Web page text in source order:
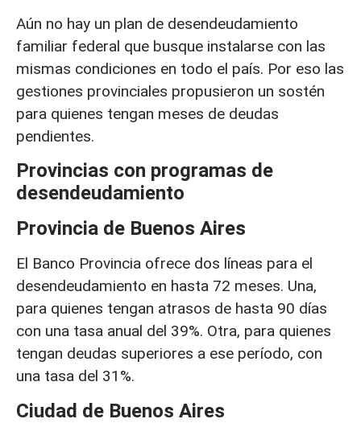
Aún no hay un plan de desendeudamiento
familiar federal que busque instalarse con las
mismas condiciones en todo el país. Por eso las
gestiones provinciales propusieron un sostén
para quienes tengan meses de deudas
pendientes.
Provincias con programas de
desendeudamiento
Provincia de Buenos Aires
El Banco Provincia ofrece dos líneas para el
desendeudamiento en hasta 72 meses. Una,
para quienes tengan atrasos de hasta 90 días
con una tasa anual del 39%. Otra, para quienes
tengan deudas superiores a ese período, con
una tasa del 31%.
Ciudad de Buenos Aires